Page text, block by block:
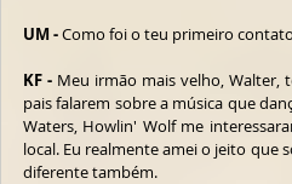
UM - Como foi o teu primeiro
KF - Meu irmão mais velho, Walter,
pais falarem sobre a música que
Waters, Howlin' Wolf me
local. Eu realmente amei o jeito que
diferente também.